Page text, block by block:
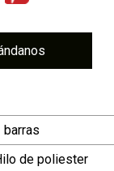
barras
de poliester